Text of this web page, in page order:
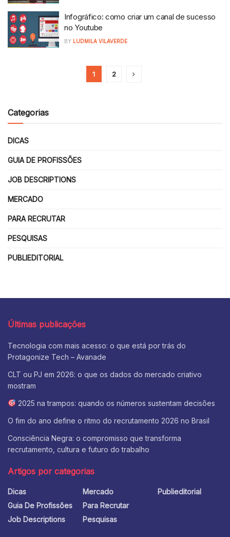
Infográfico: como criar um canal de sucesso
no Youtube
BY LUDMILA VILAVERDE
1 2
Categorias
DICAS
GUIA DE PROFISSÕES
JOB DESCRIPTIONS
MERCADO
PARA RECRUTAR
PESQUISAS
PUBLIEDITORIAL
Últimas publicações
Tecnologia com mais acesso: o que está por trás do
Protagonize Tech – Avanade
CLT ou PJ em 2026: o que os dados do mercado criativo
mostram
2025 na trampos: quando os números sustentam decisões
O fim do ano define o ritmo do recrutamento 2026 no Brasil
Consciência Negra: o compromisso que transforma
recrutamento, cultura e futuro do trabalho
Artigos por categorias
Dicas
Guia De Profissões
Job Descriptions
Mercado
Para Recrutar
Pesquisas
Publieditorial